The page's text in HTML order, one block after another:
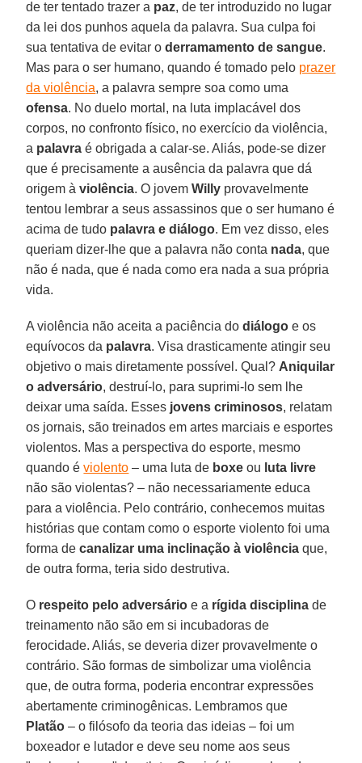
de ter tentado trazer a paz, de ter introduzido no lugar
da lei dos punhos aquela da palavra. Sua culpa foi
sua tentativa de evitar oderramamento de sangue.
Mas para o ser humano, quando é tomado pelo prazer
da violência, a palavra sempre soa como uma
ofensa. No duelo mortal, na luta implacável dos
corpos, no confronto físico, no exercício da violência,
a palavra é obrigada a calar-se. Aliás, pode-se dizer
que é precisamente a ausência da palavra que dá
origem àviolência. O jovemWilly provavelmente
tentou lembrar a seus assassinos que o ser humano é
acima de tudo palavra e diálogo. Em vez disso, eles
queriam dizer-lhe que a palavra não conta nada, que
não é nada, que é nada como era nada a sua própria
vida.
A violência não aceita a paciência dodiálogo e os
equívocos da palavra. Visa drasticamente atingir seu
objetivo o mais diretamente possível. Qual? Aniquilar
o adversário, destruí-lo, para suprimi-lo sem lhe
deixar uma saída. Esses jovens criminosos, relatam
os jornais, são treinados em artes marciais e esportes
violentos. Mas a perspectiva do esporte, mesmo
quando éviolento – uma luta de boxe ou luta livre
não são violentas? – não necessariamente educa
para a violência. Pelo contrário, conhecemos muitas
histórias que contam como o esporte violento foi uma
forma decanalizar uma inclinação à violência que,
de outra forma, teria sido destrutiva.
O respeito pelo adversário e a rígida disciplina de
treinamento não são em si incubadoras de
ferocidade. Aliás, se deveria dizer provavelmente o
contrário. São formas de simbolizar uma violência
que, de outra forma, poderia encontrar expressões
abertamente criminogênicas. Lembramos que
Platão – o filósofo da teoria das ideias – foi um
boxeador e lutador e deve seu nome aos seus